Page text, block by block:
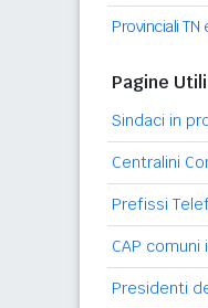
Provinciali TN
Pagine Utili
Sindaci in
Centralini
Prefissi
CAP comuni
Presidenti